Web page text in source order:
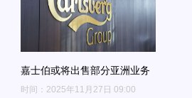
嘉士伯或将出售部分亚洲业务
时间：2025年11月27日 09:00